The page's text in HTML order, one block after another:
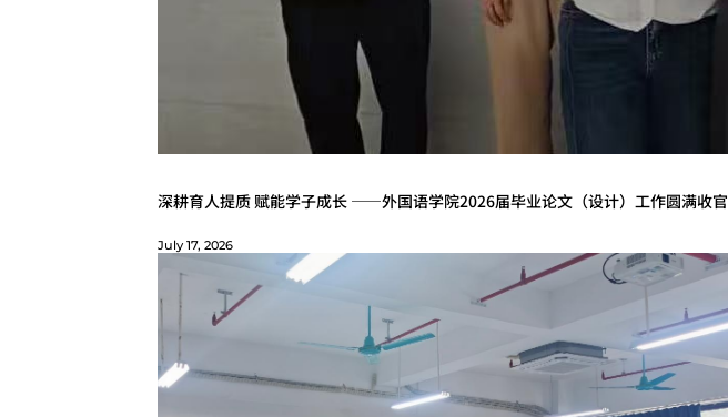
深耕育人提质 赋能学子成长 ——外国语学院2026届毕业论文（设计）工作圆满收官
July 17, 2026